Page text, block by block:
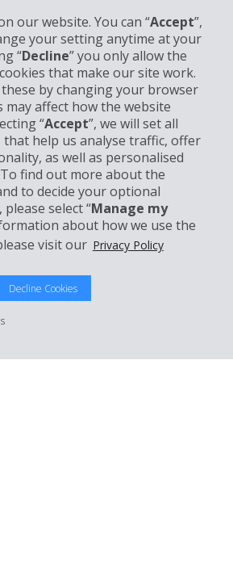
our website. You can “Accept”,
your setting anytime at your
“Decline” you only allow the
that make our site work.
by changing your browser
affect how the website
“Accept”, we will set all
help us analyse traffic, offer
as well as personalised
find out more about the
to decide your optional
select “Manage my
about how we use the
visit our Privacy Policy
Decline Cookies
System, Inc.
|